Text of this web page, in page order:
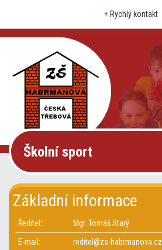
+ Rychlý kontakt
Školní sport
Základní informace
Ředitel:
Mgr. Tomáš Starý
E-mail:
reditel@zs-habrmanova.cz